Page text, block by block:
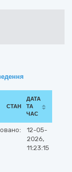
СТАН
ДАТА
ТА
ЧАС
12-05-
2026,
11:23:15